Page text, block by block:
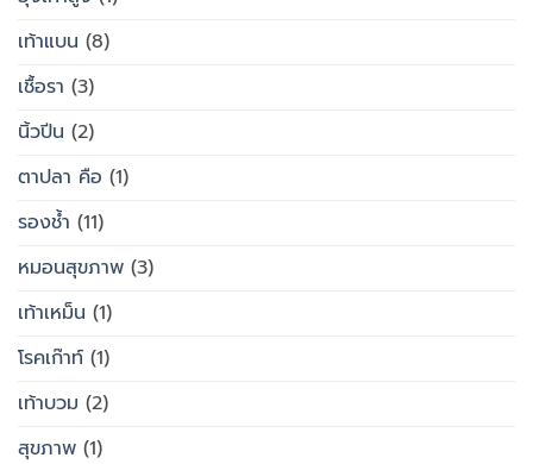
เท้าแบน (8)
เชื้อรา (3)
นิ้วปีน (2)
ตาปลา คือ (1)
รองช้ำ (11)
หมอนสุขภาพ (3)
เท้าเหม็น (1)
โรคเก๊าท์ (1)
เท้าบวม (2)
สุขภาพ (1)